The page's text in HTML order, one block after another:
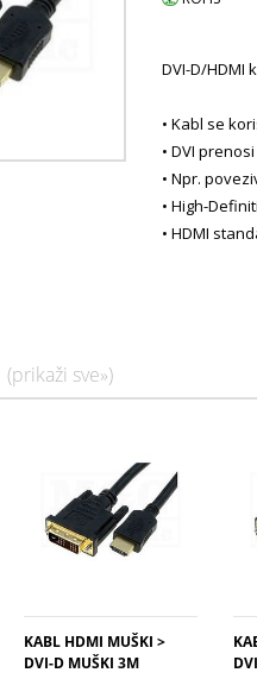
DVI-D/HDMI
• Kabl se
• DVI
• Npr.
• High-
• HDMI
• Pozlaćeni
• Boja: Crna
• Provodnik:
(prikaži sve»)
KABL HDMI MUŠKI >
DVI-D MUŠKI 3M